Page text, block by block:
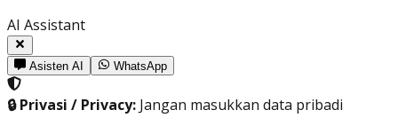
AI Assistant
Asisten AI WhatsApp
🔒 Privasi / Privacy: Jangan masukkan data pribadi